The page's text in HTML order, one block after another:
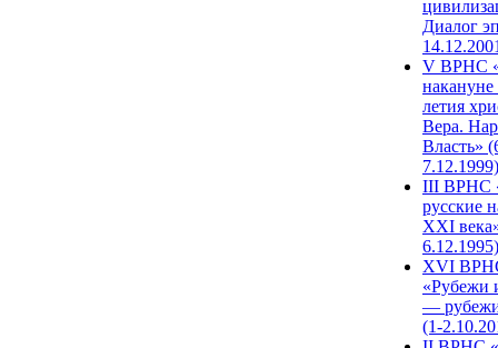
Диалог
V ВРНС
накануне
летия
Вера.
Власть»
7.12.1999)
III ВРНС
русские
XXI
6.12.1995)
XVI
«Рубежи
—
(1-